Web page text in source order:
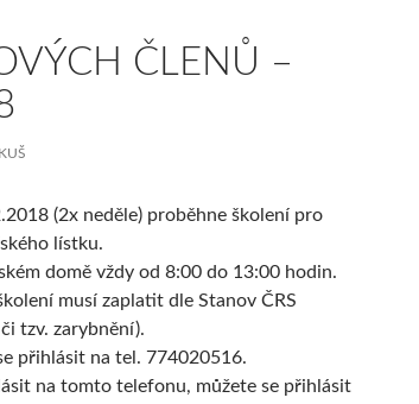
ČLENŮ –
(2x neděle) proběhne školení pro
lístku.
domě vždy od 8:00 do 13:00 hodin.
musí zaplatit dle Stanov ČRS
tzv. zarybnění).
přihlásit na tel. 774020516.
na tomto telefonu, můžete se přihlásit